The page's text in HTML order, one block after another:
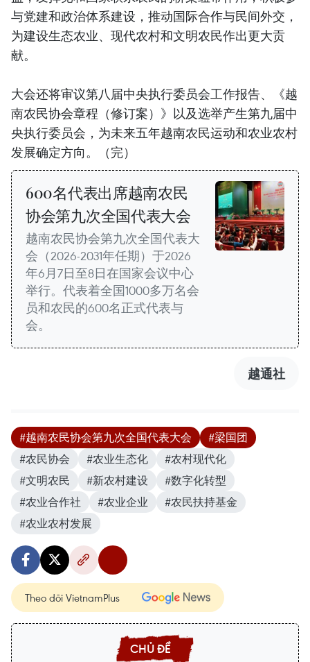
与党建和政治体系建设，推动国际合作与民间外交，
为建设生态农业、现代农村和文明农民作出更大贡
献。
大会还将审议第八届中央执行委员会工作报告、《越
南农民协会章程（修订案）》以及选举产生第九届中
央执行委员会，为未来五年越南农民运动和农业农村
发展确定方向。（完）
600名代表出席越南农民
协会第九次全国代表大会
越南农民协会第九次全国代表大
会（2026-2031年任期）于2026
年6月7日至8日在国家会议中心
举行。代表着全国1000多万名会
员和农民的600名正式代表与
会。
越通社
#越南农民协会第九次全国代表大会
#梁国团
#农民协会
#农业生态化
#农村现代化
#文明农民
#新农村建设
#数字化转型
#农业合作社
#农业企业
#农民扶持基金
#农业农村发展
Theo dõi VietnamPlus